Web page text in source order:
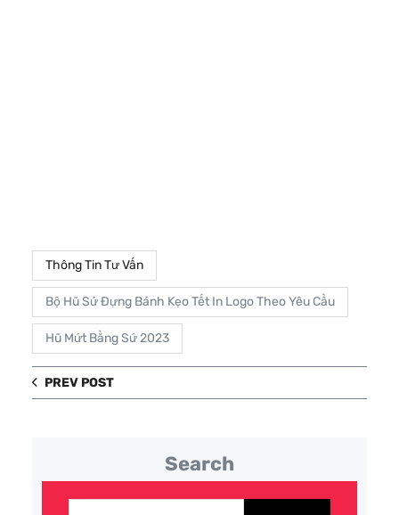
Thông Tin Tư Vấn
Bộ Hũ Sứ Đựng Bánh Kẹo Tết In Logo Theo Yêu Cầu
Hũ Mứt Bằng Sứ 2023
PREV POST
Search